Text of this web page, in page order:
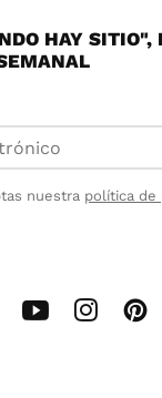
HAY SITIO",
nuestra política de